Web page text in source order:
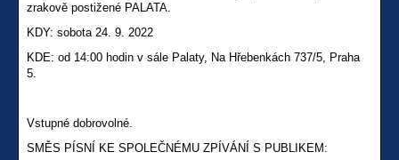
zrakově postižené PALATA.
KDY: sobota 24. 9. 2022
KDE: od 14:00 hodin v sále Palaty, Na Hřebenkách 737/5, Praha
5.
Vstupné dobrovolné.
SMĚS PÍSNÍ KE SPOLEČNÉMU ZPÍVÁNÍ S PUBLIKEM: